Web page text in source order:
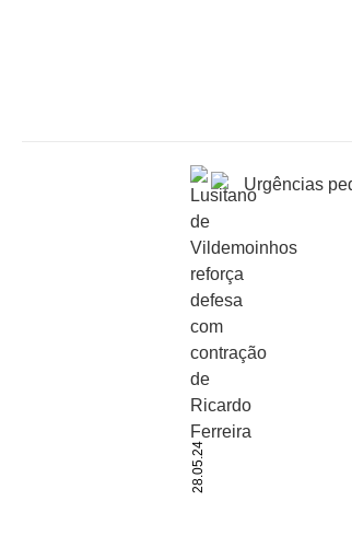
28.05.24